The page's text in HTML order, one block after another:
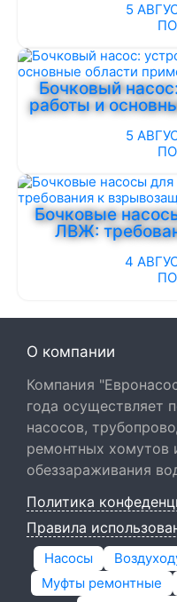
5
Бочковый
работы и
5
Бочковые
ЛВЖ:
4
О компании
Компания
года осуществляет
насосов,
ремонтных хомутов
обеззараживания
Политика
Правила
Насосы
Муфты ремонтные